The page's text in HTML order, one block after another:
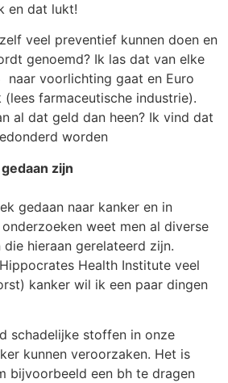
en dat lukt!
veel preventief kunnen doen en
genoemd? Ik las dat van elke
naar voorlichting gaat en Euro
farmaceutische industrie).
al dat geld dan heen? Ik vind dat
worden
zijn
gedaan naar kanker en in
weet men al diverse
hieraan gerelateerd zijn.
Health Institute veel
kanker wil ik een paar dingen
schadelijke stoffen in onze
kunnen veroorzaken. Het is
bijvoorbeeld een bh te dragen